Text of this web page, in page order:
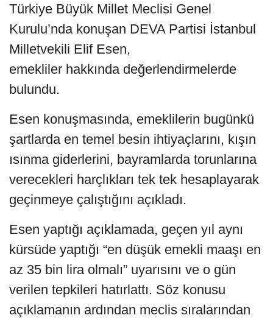
Türkiye Büyük Millet Meclisi Genel
Kurulu’nda konuşan DEVA Partisi İstanbul
Milletvekili Elif Esen,
emekliler hakkında değerlendirmelerde
bulundu.
Esen konuşmasında, emeklilerin bugünkü
şartlarda en temel besin ihtiyaçlarını, kışın
ısınma giderlerini, bayramlarda torunlarına
verecekleri harçlıkları tek tek hesaplayarak
geçinmeye çalıştığını açıkladı.
Esen yaptığı açıklamada, geçen yıl aynı
kürsüde yaptığı “en düşük emekli maaşı en
az 35 bin lira olmalı” uyarısını ve o gün
verilen tepkileri hatırlattı. Söz konusu
açıklamanın ardından meclis sıralarından